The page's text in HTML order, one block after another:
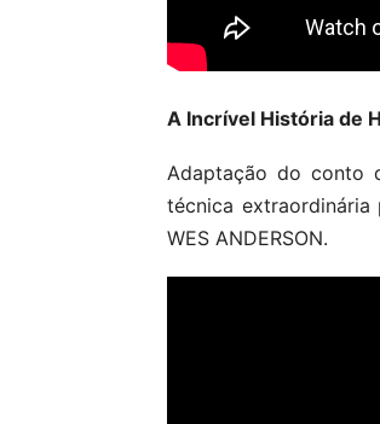
A Incrível História de
Adaptação do conto
técnica
WES ANDERSON.